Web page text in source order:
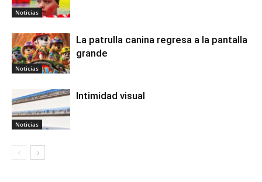
Noticias
Noticias
La patrulla canina regresa a la pantalla
grande
Noticias
Intimidad visual